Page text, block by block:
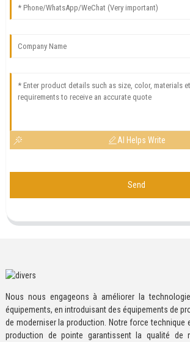
AI Helps Write
Send
Nous nous engageons à améliorer la
équipements, en introduisant des équipements de
de moderniser la production. Notre force technique
production de pointe garantissent la qualité de